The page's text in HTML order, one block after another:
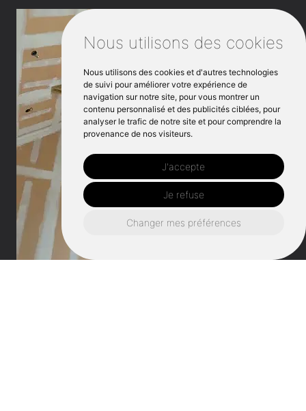
Nous utilisons des cookies
Nous utilisons des cookies et d'autres technologies
de suivi pour améliorer votre expérience de
navigation sur notre site, pour vous montrer un
contenu personnalisé et des publicités ciblées, pour
analyser le trafic de notre site et pour comprendre la
provenance de nos visiteurs.
J'accepte
Je refuse
Changer mes préférences